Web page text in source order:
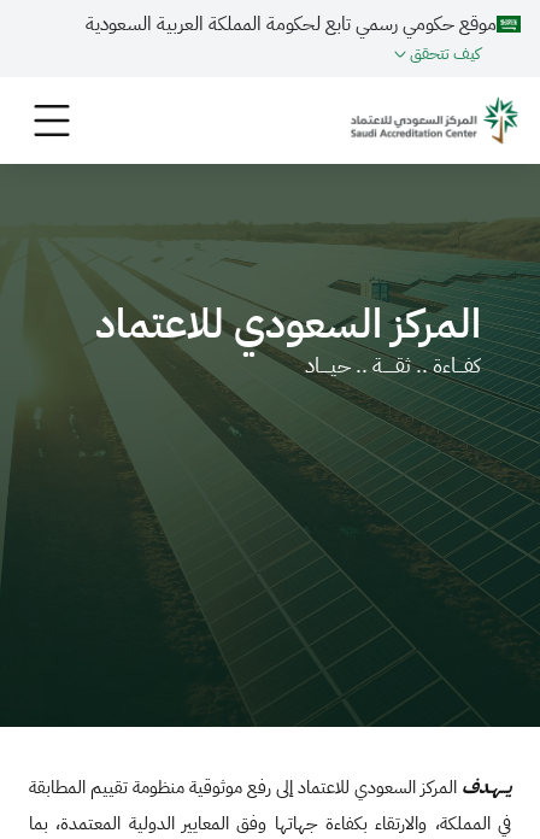
موقع حكومي رسمي تابع لحكومة المملكة العربية السعودية
كيف تتحقق
المركز السعودي للاعتماد
كفـــاءة .. ثقـــــة .. حيــــاد
يــهـدف المركز السعودي للاعتماد إلى رفع موثوقية منظومة تقييم المطابقة
في المملكة، والارتقاء بكفاءة جهاتها وفق المعايير الدولية المعتمدة، بما